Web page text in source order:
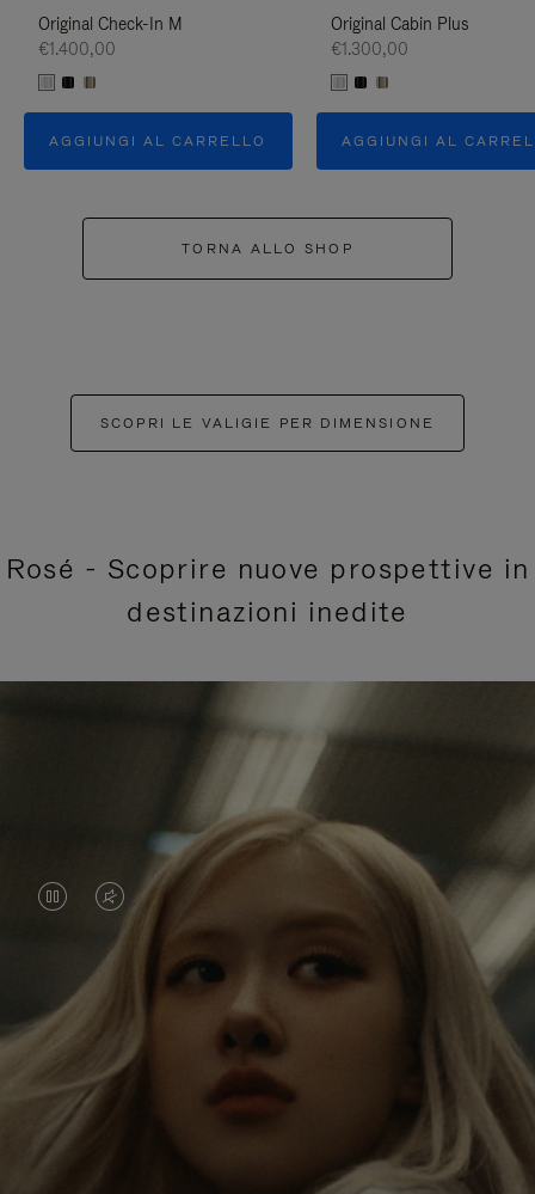
Original Check-In M
€1.400,00
AGGIUNGI AL CARRELLO
Original Cabin Plus
€1.300,00
AGGIUNGI AL
TORNA ALLO SHOP
SCOPRI LE VALIGIE PER DIMENSIONE
Rosé - Scoprire nuove prospettive in
destinazioni inedite
IL
VIDEO
È
IN
PAUSA,
PREMERE
IL
VIDEO
SILENZIATO,
PREMI
ATTIVARE
Rosé viaggia costantemente alla scoperta del
mondo e in ogni destinazione trova nuove
prospettive che lasciano un impatto duraturo su di
lei. In ogni nuova destinazione, scopre il mondo e se
stessa nel modo più autentico.